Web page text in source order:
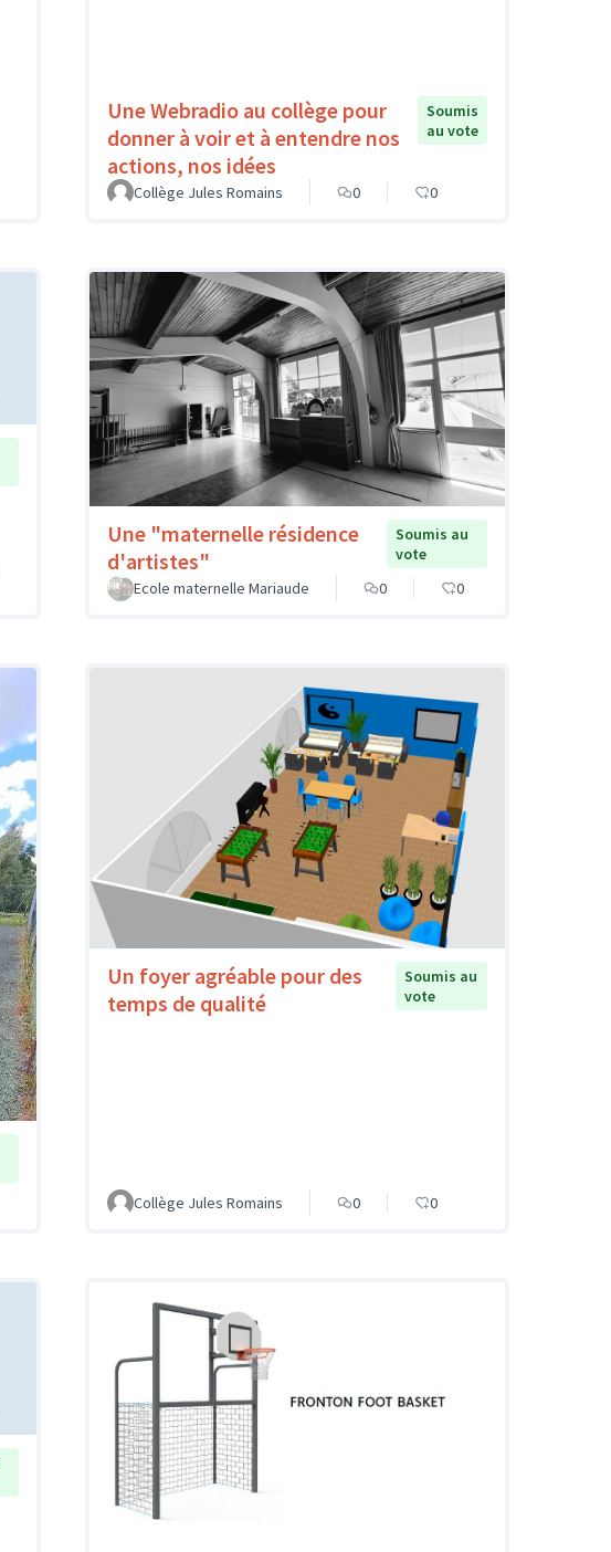
Une Webradio au collège pour
donner à voir et à entendre nos
actions, nos idées
Soumis
au vote
Collège Jules Romains 0 0
Une "maternelle résidence
d'artistes"
Soumis au
vote
Ecole maternelle Mariaude
0 0
Un foyer agréable pour des
temps de qualité
Soumis au
vote
Collège Jules Romains 0 0